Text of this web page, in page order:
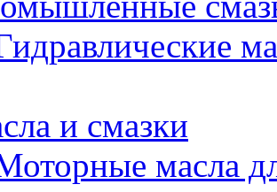
и смазки
масла